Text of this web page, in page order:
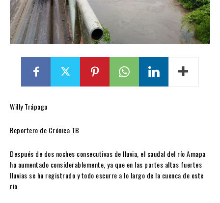
Willy Trápaga
Reportero de Crónica TB
Después de dos noches consecutivas de lluvia, el caudal del río Amapa
ha aumentado considerablemente, ya que en las partes altas fuertes
lluvias se ha registrado y todo escurre a lo largo de la cuenca de este
río.